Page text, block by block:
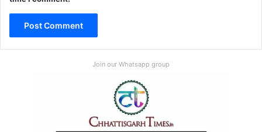
Join our Whatsapp group